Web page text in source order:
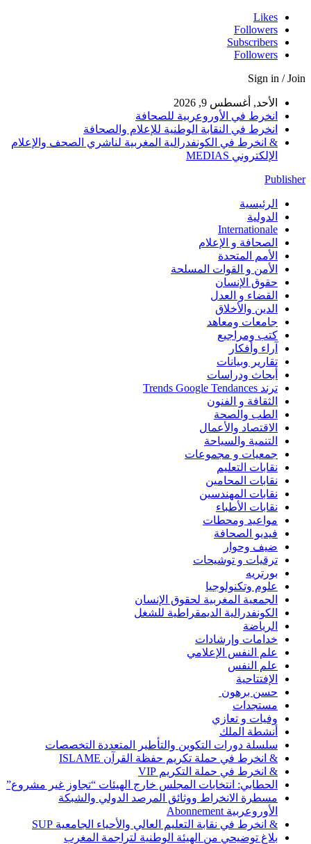
Likes
Followers
Subscribers
Followers
Sign in / Join
الأحد, أغسطس 9, 2026
انخرط في الأوروعربية للصحافة
انخرط في النقابة الوطنية للإعلام والصحافة
& انخرط في الكونفدرالية المغربية لناشري الصحف والإعلام
الإلكتروني MEDIAS
Publisher
الرئيسية
الدولية
Internationale
الصحافة و الإعلام
الأمم المتحدة
الأمن و القوات المسلحة
حقوق الإنسان
القضاء و العدل
الدين والأخلاق
جامعات ومعاهد
كتب ومراجيع
آراء وأفكار
تقارير وبيانات
أبحاث ودراسات
ترند Trends Google Tendances
الثقافة و الفنون
الطب والصحة
الاقتصاد والأعمال
التنمية والسياحة
جمعيات و مجموعات
نقابات التعليم
نقابات المحامين
نقابات المهندسين
نقابات الأطباء
مواعيد ومحطات
فيديو الصحافة
ضيف وحوار
ترقيات و توشيحات
بورتريه
علوم وتكنولوجيا
الجمعية المغربية لحقوق الإنسان
الكونفدرالية الديمقراطية للشغل
الرياضة
خدامات وإرشادات
علم النفس الإعلامي
علم النفس
الإفتتاحية
حسن برهون
مستجدات
وفيات و تعازي
أنشطة الملك
سلسلة دورات التكوين والتأطير المتعددة التخصصات
& انخرط في حملة تكريم حفظة القرآن ISLAME
& انخرط في حملة التكريم VIP
الحطابي: انتخابات المجلس خارج الهيئات “تجاوز غير مشروع”
مسطرة الانخراط ووثائق المرصد الدولي والشبكة
الأوروعربية Abonnement
& انخرط في نقابة التعليم العالي والأحياء الجامعية SUP
بلاغ توضيحي من الهيئة الوطنية لتراجمة المغرب